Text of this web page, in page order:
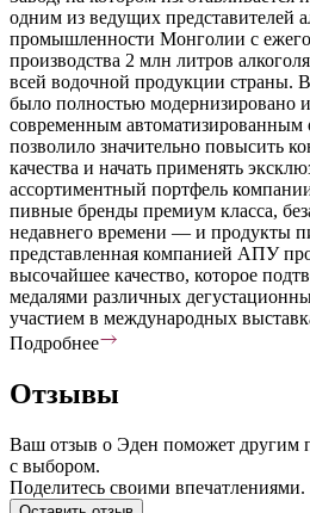
одним из ведущих представителей
промышленности Монголии с
производства 2 млн литров
всей водочной продукции страны.
было полностью модернизировано
современным автоматизированным
позволило значительно повысить
качества и начать применять
ассортиментный портфель
пивные бренды премиум класса,
недавнего времени — и продукты
представленная компанией АПУ
высочайшее качество, которое
медалями различных
участием в международных
Подробнее
Отзывы
Ваш отзыв о Эден поможет другим
с выбором.
Поделитесь своими впечатлениями.